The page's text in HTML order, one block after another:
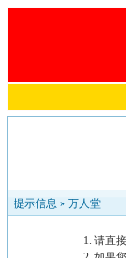
提示信息 » 万人堂
请直